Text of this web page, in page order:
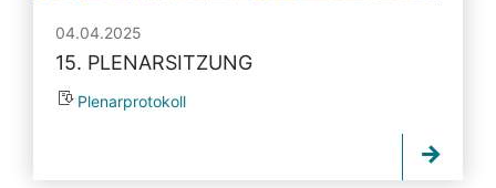
04.04.2025
15. PLENARSITZUNG
Plenarprotokoll